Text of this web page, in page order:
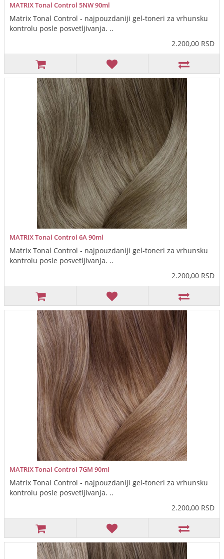
MATRIX Tonal Control 5NW 90ml
Matrix Tonal Control - najpouzdaniji gel-toneri za vrhunsku
kontrolu posle posvetljivanja. ..
2.200,00 RSD
MATRIX Tonal Control 6A 90ml
Matrix Tonal Control - najpouzdaniji gel-toneri za vrhunsku
kontrolu posle posvetljivanja. ..
2.200,00 RSD
MATRIX Tonal Control 7GM 90ml
Matrix Tonal Control - najpouzdaniji gel-toneri za vrhunsku
kontrolu posle posvetljivanja. ..
2.200,00 RSD